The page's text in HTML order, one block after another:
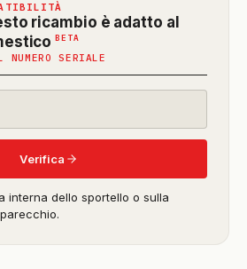
ricambio è adatto al
BETA
in
beta)
NUMERO SERIALE
Verifica
interna dello sportello o sulla